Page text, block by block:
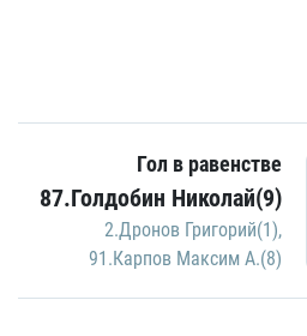
Гол в равенстве
87.Голдобин Николай(9)
2.Дронов Григорий(1),
91.Карпов Максим А.(8)